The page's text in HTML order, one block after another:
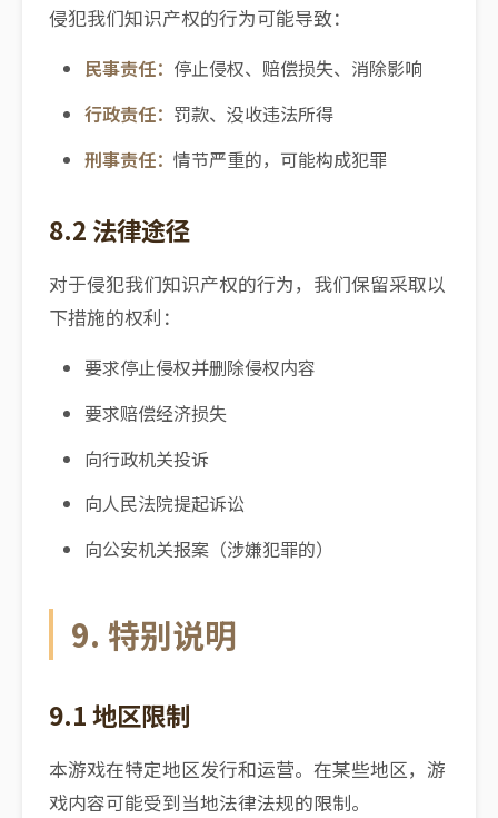
侵犯我们知识产权的行为可能导致：
民事责任： 停止侵权、赔偿损失、消除影响
行政责任： 罚款、没收违法所得
刑事责任： 情节严重的，可能构成犯罪
8.2 法律途径
对于侵犯我们知识产权的行为，我们保留采取以
下措施的权利：
要求停止侵权并删除侵权内容
要求赔偿经济损失
向行政机关投诉
向人民法院提起诉讼
向公安机关报案（涉嫌犯罪的）
9. 特别说明
9.1 地区限制
本游戏在特定地区发行和运营。在某些地区，游
戏内容可能受到当地法律法规的限制。